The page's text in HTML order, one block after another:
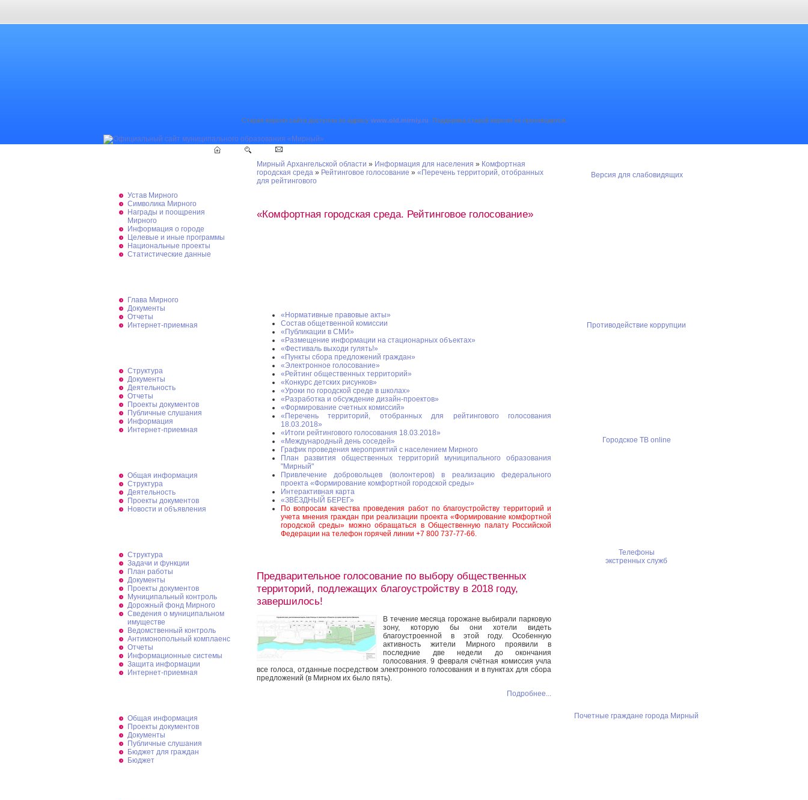
Старая версия сайта доступна по адресу www.old.mirniy.ru . Поддержка старой версии не производится.
Устав Мирного
Символика Мирного
Награды и поощрения
Мирного
Информация о городе
Целевые и иные программы
Национальные проекты
Статистические данные
Глава Мирного
Документы
Отчеты
Интернет-приемная
Структура
Документы
Деятельность
Отчеты
Проекты документов
Публичные слушания
Информация
Интернет-приемная
Общая информация
Структура
Деятельность
Проекты документов
Новости и объявления
Структура
Задачи и функции
План работы
Документы
Проекты документов
Муниципальный контроль
Дорожный фонд Мирного
Cведения о муниципальном
имуществе
Ведомственный контроль
Антимонопольный комплаенс
Отчеты
Информационные системы
Защита информации
Интернет-приемная
Общая информация
Проекты документов
Документы
Публичные слушания
Бюджет для граждан
Бюджет
Мирный Архангельской области » Информация для населения » Комфортная
городская среда » Рейтинговое голосование » «Перечень территорий, отобранных
для рейтингового
«Комфортная городская среда. Рейтинговое голосование»
«Нормативные правовые акты»
Состав общетвенной комиссии
«Публикации в СМИ»
«Размещение информации на стационарных объектах»
«Фестиваль выходи гулять!»
«Пункты сбора предложений граждан»
«Электронное голосование»
«Рейтинг общественных территорий»
«Конкурс детских рисунков»
«Уроки по городской среде в школах»
«Разработка и обсуждение дизайн-проектов»
«Формирование счетных комиссий»
«Перечень территорий, отобранных для рейтингового голосования
18.03.2018»
«Итоги рейтингового голосования 18.03.2018»
«Международный день соседей»
График проведения мероприятий с населением Мирного
План развития общественных территорий муниципального образования
"Мирный"
Привлечение добровольцев (волонтеров) в реализацию федерального
проекта «Формирование комфортной городской среды»
Интерактивная карта
«ЗВЁЗДНЫЙ БЕРЕГ»
По вопросам качества проведения работ по благоустройству территорий и
учета мнения граждан при реализации проекта «Формирование комфортной
городской среды» можно обращаться в Общественную палату Российской
Федерации на телефон горячей линии +7 800 737-77-66.
Предварительное голосование по выбору общественных
территорий, подлежащих благоустройству в 2018 году,
завершилось!
В течение месяца горожане выбирали парковую
зону, которую бы они хотели видеть
благоустроенной в этой году. Особенную
активность жители Мирного проявили в
последние две недели до окончания
голосования. 9 февраля счётная комиссия учла
все голоса, отданные посредством электронного голосования и в пунктах для сбора
предложений (в Мирном их было пять).
Подробнее...
Версия для слабовидящих
Противодействие коррупции
Городское ТВ online
Телефоны
экстренных служб
Почетные граждане города Мирный